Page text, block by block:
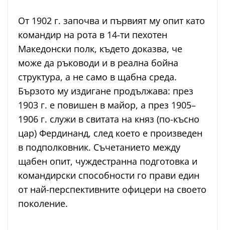
От 1902 г. започва и първият му опит като
командир на рота в 14-ти пехотен
Македонски полк, където доказва, че
може да ръководи и в реална бойна
структура, а не само в щабна среда.
Бързото му издигане продължава: през
1903 г. е повишен в майор, а през 1905–
1906 г. служи в свитата на княз (по-късно
цар) Фердинанд, след което е произведен
в подполковник. Съчетанието между
щабен опит, чуждестранна подготовка и
командирски способности го прави един
от най-перспективните офицери на своето
поколение.